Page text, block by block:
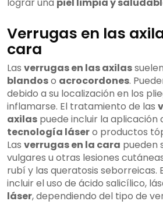
lograr una piel limpia y
Verrugas en las
cara
Las verrugas en las axilas
blandoso acrocordones.
debido a su localización en los
inflamarse. El tratamiento de las
axilas puede incluir la aplicación
tecnología lásero productos
Las verrugas en la cara pueden
vulgares u otras lesiones
rubí y las queratosis
incluir el uso de ácido salicílico,
láser, dependiendo del tipo de